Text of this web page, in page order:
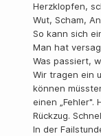
Herzklopfen,
Wut, Scham,
So kann sich
Man hat
Was passiert,
Wir tragen ein
können
einen
Rückzug.
In der